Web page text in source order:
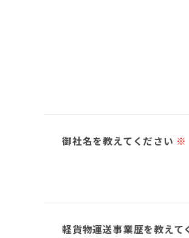
御社名を教えてください ※
軽貨物運送事業歴を教えて